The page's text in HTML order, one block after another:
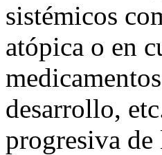
sistémicos
atópica o en
desarrollo,
progresiva